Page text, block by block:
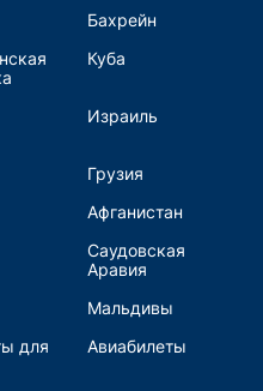
Бахрейн
Куба
Израиль
Грузия
Афганистан
Саудовская
Аравия
Мальдивы
для
Авиабилеты